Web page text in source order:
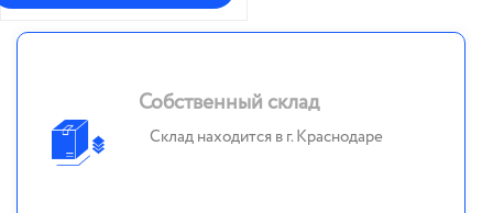
Собственный склад
Склад находится в г. Краснодаре